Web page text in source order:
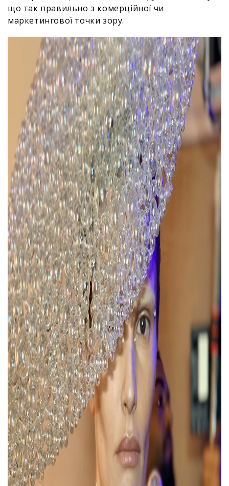
що так правильно з комерційної чи
маркетингової точки зору.